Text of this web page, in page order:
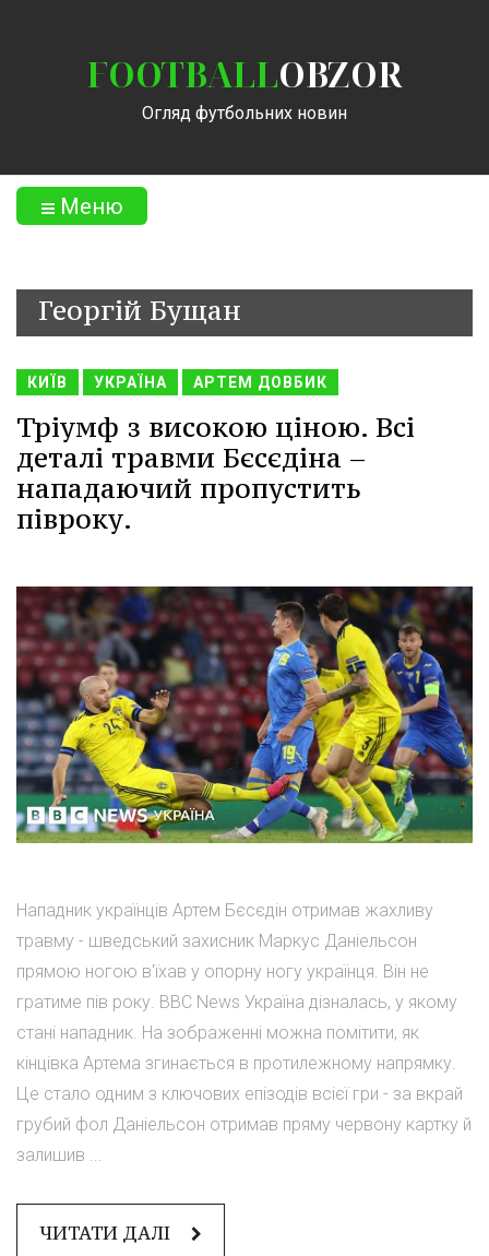
FOOTBALLOBZOR
Огляд футбольних новин
Меню
Георгій Бущан
КИЇВ УКРАЇНА АРТЕМ ДОВБИК
Тріумф з високою ціною. Всі
деталі травми Бєсєдіна –
нападаючий пропустить
півроку.
Нападник українців Артем Бєсєдін отримав жахливу
травму - шведський захисник Маркус Даніельсон
прямою ногою в'їхав у опорну ногу українця. Він не
гратиме пів року. ВВС News Україна дізналась, у якому
стані нападник. На зображенні можна помітити, як
кінцівка Артема згинається в протилежному напрямку.
Це стало одним з ключових епізодів всієї гри - за вкрай
грубий фол Даніельсон отримав пряму червону картку й
залишив ...
ЧИТАТИ ДАЛІ